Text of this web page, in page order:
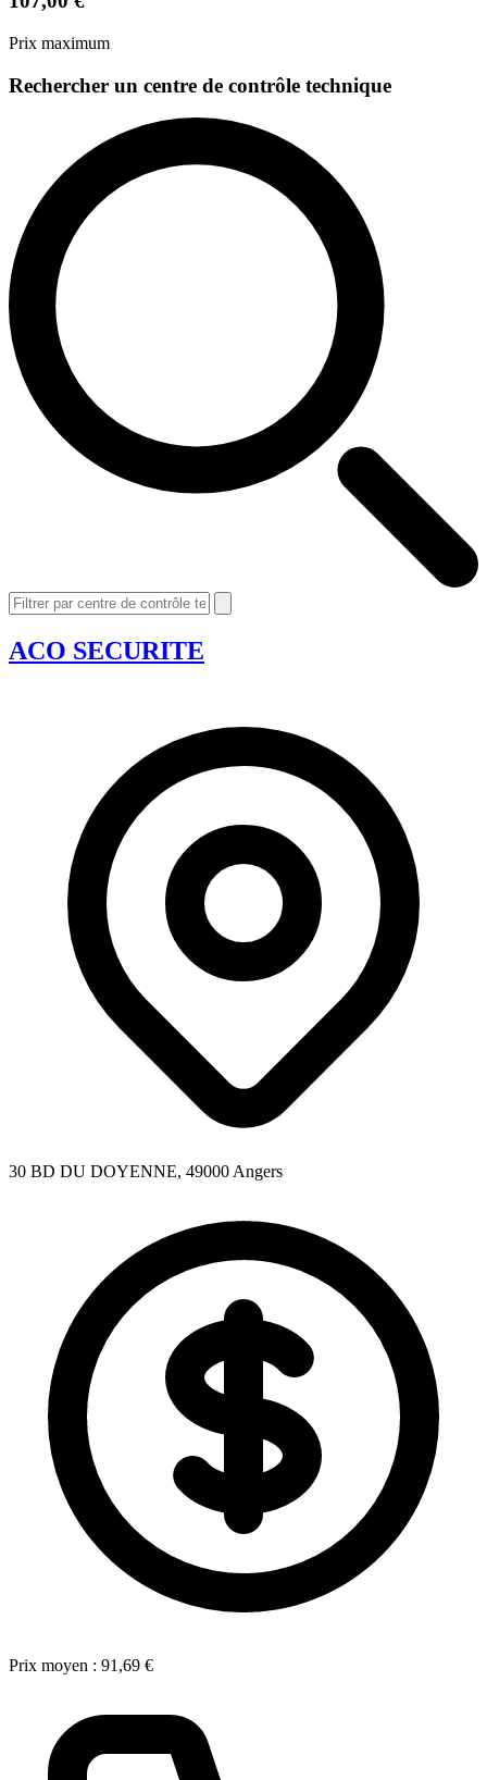
Prix maximum
Rechercher un centre de contrôle technique
ACO SECURITE
30 BD DU DOYENNE, 49000 Angers
Prix moyen : 91,69 €